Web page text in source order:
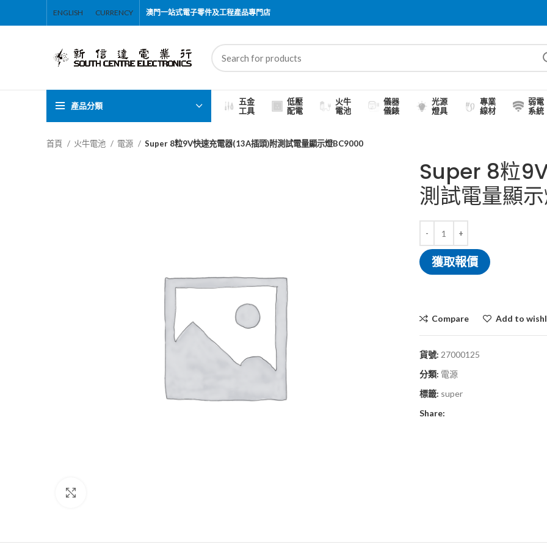
ENGLISH CURRENCY 澳門一站式電子零件及工程產品專門店
產品分類
五金
工具
低壓
配電
火牛
電池
儀器
儀錶
光源
燈具
專業
線材
弱電
系統
首頁 火牛電池 電源 Super 8粒9V快速充電器(13A插頭)附測試電量顯示燈BC9000
Super 8粒
測試電量顯
獲取報價
Compare Add to
貨號: 27000125
分類: 電源
標籤: super
Share: